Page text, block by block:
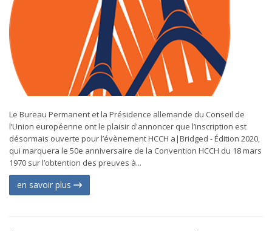
Le Bureau Permanent et la Présidence allemande du Conseil de
l’Union européenne ont le plaisir d'annoncer que l’inscription est
désormais ouverte pour l’évènement HCCH a|Bridged - Édition 2020,
qui marquera le 50e anniversaire de la Convention HCCH du 18 mars
1970 sur l’obtention des preuves à...
en savoir plus